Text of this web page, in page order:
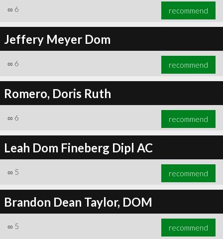
∞ 6 recommend
Jeffery Meyer Dom
∞ 6 recommend
Romero, Doris Ruth
∞ 6 recommend
Leah Dom Fineberg Dipl AC
∞ 5 recommend
Brandon Dean Taylor, DOM
∞ 5 recommend